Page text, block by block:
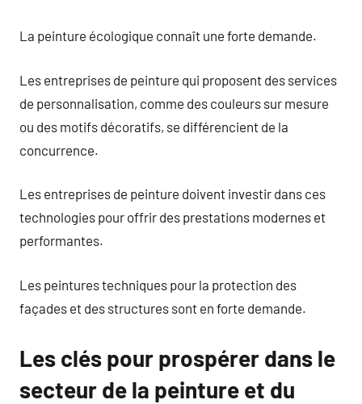
La peinture écologique connaît une forte demande.
Les entreprises de peinture qui proposent des services
de personnalisation, comme des couleurs sur mesure
ou des motifs décoratifs, se différencient de la
concurrence.
Les entreprises de peinture doivent investir dans ces
technologies pour offrir des prestations modernes et
performantes.
Les peintures techniques pour la protection des
façades et des structures sont en forte demande.
Les clés pour prospérer dans le
secteur de la peinture et du